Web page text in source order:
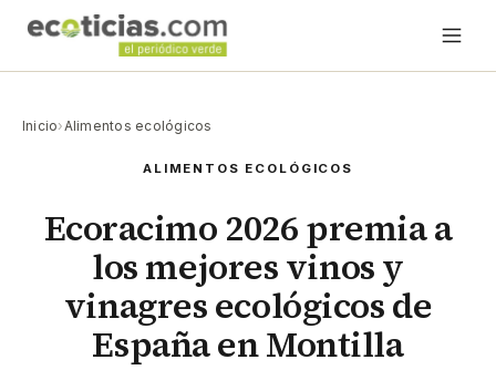
Inicio›Alimentos ecológicos
ALIMENTOS ECOLÓGICOS
Ecoracimo 2026 premia a
los mejores vinos y
vinagres ecológicos de
España en Montilla